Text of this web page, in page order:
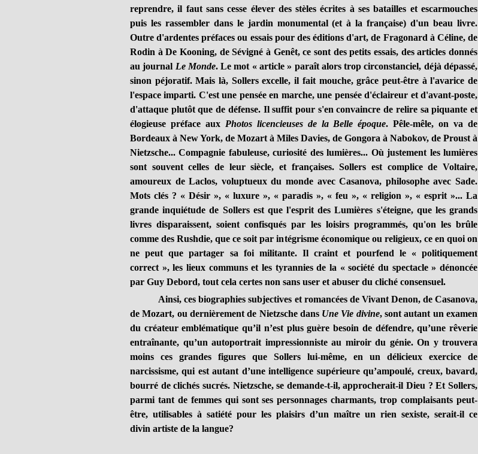
reprendre, il faut sans cesse élever des stèles écrites à ses batailles et escarmouches
puis les rassembler dans le jardin monumental (et à la française) d'un beau livre.
Outre d'ardentes préfaces ou essais pour des éditions d'art, de Fragonard à Céline, de
Rodin à De Kooning, de Sévigné à Genêt, ce sont des petits essais, des articles donnés
au journal Le Monde. Le mot « article » paraît alors trop circonstanciel, déjà dépassé,
sinon péjoratif. Mais là, Sollers excelle, il fait mouche, grâce peut-être à l'avarice de
l'espace imparti. C'est une pensée en marche, une pensée d'éclaireur et d'avant-poste,
d'attaque plutôt que de défense. Il suffit pour s'en convaincre de relire sa piquante et
élogieuse préface aux Photos licencieuses de la Belle époque. Pêle-mêle, on va de
Bordeaux à New York, de Mozart à Miles Davies, de Gongora à Nabokov, de Proust à
Nietzsche... Compagnie fabuleuse, curiosité des lumières... Où justement les lumières
sont souvent celles de leur siècle, et françaises. Sollers est complice de Voltaire,
amoureux de Laclos, voluptueux du monde avec Casanova, philosophe avec Sade.
Mots clés ? « Désir », « luxure », « paradis », « feu », « religion », « esprit »... La
grande inquiétude de Sollers est que l'esprit des Lumières s'éteigne, que les grands
livres disparaissent, soient confisqués par les loisirs programmés, qu'on les brûle
comme des Rushdie, que ce soit par intégrisme économique ou religieux, ce en quoi on
ne peut que partager sa foi militante. Il craint et pourfend le « politiquement
correct », les lieux communs et les tyrannies de la « société du spectacle » dénoncée
par Guy Debord, tout cela certes non sans user et abuser du cliché consensuel.
Ainsi, ces biographies subjectives et romancées de Vivant Denon, de Casanova,
de Mozart, ou dernièrement de Nietzsche dans Une Vie divine, sont autant un examen
du créateur emblématique qu’il n’est plus guère besoin de défendre, qu’une rêverie
entraînante, qu’un autoportrait impressionniste au miroir du génie. On y trouvera
moins ces grandes figures que Sollers lui-même, en un délicieux exercice de
narcissisme, qui est autant d’une intelligence supérieure qu’ampoulé, creux, bavard,
bourré de clichés sucrés. Nietzsche, se demande-t-il, approcherait-il Dieu ? Et Sollers,
parmi tant de femmes qui sont ses personnages charmants, trop complaisants peut-
être, utilisables à satiété pour les plaisirs d’un maître un rien sexiste, serait-il ce
divin artiste de la langue?